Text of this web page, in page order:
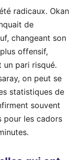
radicaux. Okan
de
changeant son
offensif,
pari risqué.
on peut se
statistiques de
souvent
pour les cadors